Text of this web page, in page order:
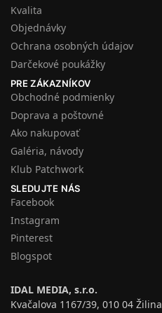
Kvalita
Objednávky
Ochrana osobných údajov
Darčekové poukážky
PRE ZÁKAZNÍKOV
Obchodné podmienky
Doprava a poštovné
Ako nakupovať
Galéria, návody
Klub Patchwork
SLEDUJTE NÁS
Facebook
Instagram
Pinterest
Blogspot
IDAL MEDIA, s.r.o.
Kvačalova 1167/39, 010 04 Žilina